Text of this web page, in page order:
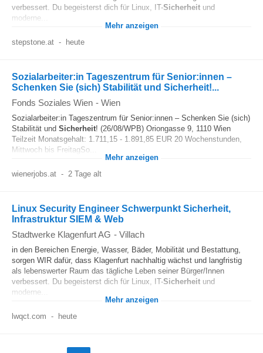
verbessert. Du begeisterst dich für Linux, IT-Sicherheit und
moderne...
Mehr anzeigen
stepstone.at - heute
Sozialarbeiter:in Tageszentrum für Senior:innen –
Schenken Sie (sich) Stabilität und Sicherheit!...
Fonds Soziales Wien - Wien
Sozialarbeiter:in Tageszentrum für Senior:innen – Schenken Sie (sich)
Stabilität und Sicherheit! (26/08/WPB) Oriongasse 9, 1110 Wien
Teilzeit Monatsgehalt: 1.711,15 - 1.891,85 EUR 20 Wochenstunden,
Mittwoch bis FreitagSo...
Mehr anzeigen
wienerjobs.at - 2 Tage alt
Linux Security Engineer Schwerpunkt Sicherheit,
Infrastruktur SIEM & Web
Stadtwerke Klagenfurt AG - Villach
in den Bereichen Energie, Wasser, Bäder, Mobilität und Bestattung,
sorgen WIR dafür, dass Klagenfurt nachhaltig wächst und langfristig
als lebenswerter Raum das tägliche Leben seiner Bürger/Innen
verbessert. Du begeisterst dich für Linux, IT-Sicherheit und
moderne...
Mehr anzeigen
lwqct.com - heute